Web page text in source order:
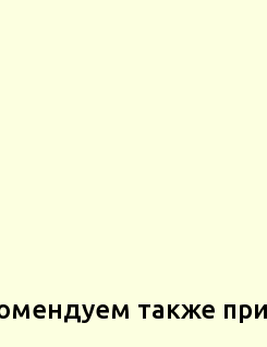
также